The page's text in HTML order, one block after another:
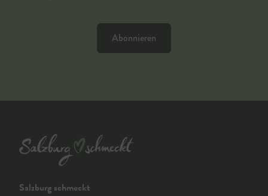
Abonnieren
Salzburg schmeckt